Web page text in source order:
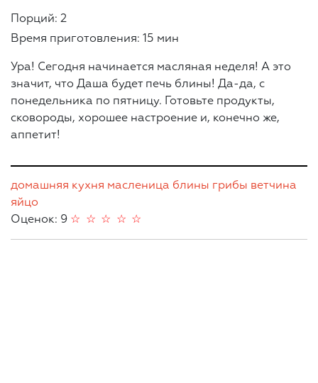
Порций: 2
Время приготовления: 15 мин
Ура! Сегодня начинается масляная неделя! А это
значит, что Даша будет печь блины! Да-да, с
понедельника по пятницу. Готовьте продукты,
сковороды, хорошее настроение и, конечно же,
аппетит!
домашняя кухня масленица блины грибы ветчина
яйцо
Оценок: 9
☆
☆
☆
☆
☆